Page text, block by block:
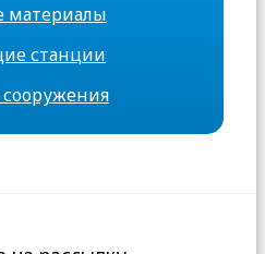
материалы
станции